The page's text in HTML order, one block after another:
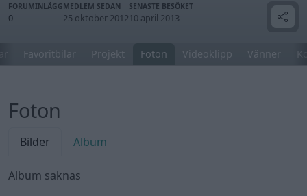
FORUMINLÄGG
0
MEDLEM SEDAN
25 oktober 2012
SENASTE BESÖKET
10 april 2013
Favoritbilar Projekt Foton Videoklipp Vänner
Foton
Bilder Album
Album saknas